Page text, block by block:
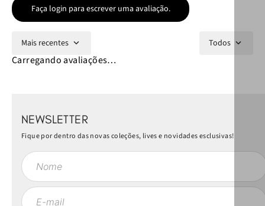
Faça login para escrever uma avaliação.
Mais recentes Todos
Carregando avaliações…
NEWSLETTER
Fique por dentro das novas coleções, lives e novidades esclusivas!